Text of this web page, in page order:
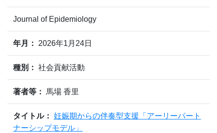
Journal of Epidemiology
年月： 2026年1月24日
種別： 社会貢献活動
著者等： 馬場 香里
タイトル： 妊娠期からの伴奏型支援「アーリーパート
ナーシップモデル」